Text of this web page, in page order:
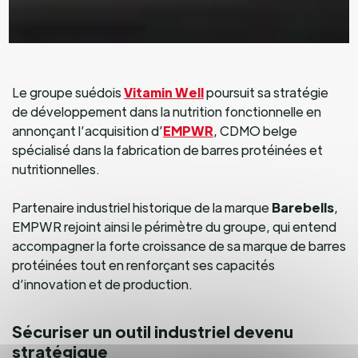
Le groupe suédoisVitamin Wellpoursuit sa stratégie
de développement dans la nutrition fonctionnelle en
annonçant l’acquisition d’EMPWR, CDMO belge
spécialisé dans la fabrication de barres protéinées et
nutritionnelles.
Partenaire industriel historique de la marqueBarebells,
EMPWR rejoint ainsi le périmètre du groupe, qui entend
accompagner la forte croissance de sa marque de barres
protéinées tout en renforçant ses capacités
d’innovation et de production.
Sécuriser un outil industriel devenu
stratégique